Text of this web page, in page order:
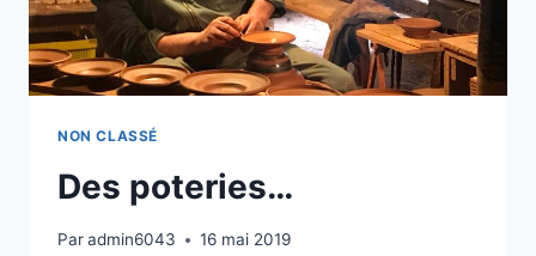
NON CLASSÉ
Des poteries…
Paradmin6043 16 mai 2019